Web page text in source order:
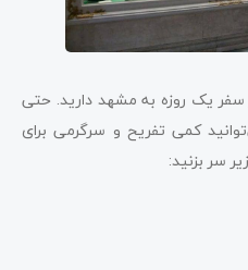
سفر یک روزه به مشهد دارید. حتی
کمی تفریح و سرگرمی برای
سر بزنید: